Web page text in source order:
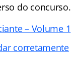
do concurso.
– Volume 1
corretamente